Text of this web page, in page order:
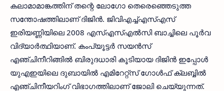
കലാമാമാങ്കത്തിന് തന്റെ ലോഗോ തെരെഞ്ഞെടുത്ത
സന്തോഷത്തിലാണ് ദിജിന്‍. ജിവിഎച്ച്എസ്എസ്
ഇരിയണ്ണിയിലെ 2008 എസ്എസ്എല്‍സി ബാച്ചിലെ പൂര്‍വ
വിദ്യാര്‍ത്ഥിയാണ്. കംപ്യൂട്ടര്‍ സയന്‍സ്
എഞ്ചിനീറിങ്ങില്‍ ബിരുദധാരി കൂടിയായ ദിജിന്‍ ഇപ്പോള്‍
യുഎഇയിലെ ദുബായില്‍ എമിറേറ്റ്‌സ് ഗോള്‍ഫ് ക്ലബ്ബില്‍
എഞ്ചിനീയറിംഗ് വിഭാഗത്തിലാണ് ജോലി ചെയ്യുന്നത്.